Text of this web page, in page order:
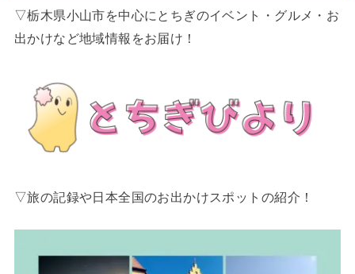
▽栃木県小山市を中心にとちぎのイベント・グルメ・お
出かけなど地域情報をお届け！
▽旅の記録や日本全国のお出かけスポットの紹介！